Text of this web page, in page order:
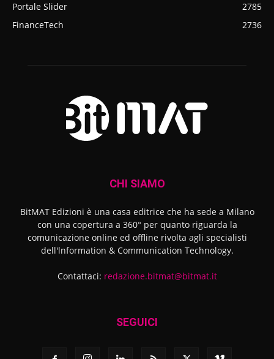
Portale Slider
2785
FinanceTech
2736
CHI SIAMO
BitMAT Edizioni è una casa editrice che ha sede a Milano
con una copertura a 360° per quanto riguarda la
comunicazione online ed offline rivolta agli specialisti
dell'lnformation & Communication Technology.
Contattaci: redazione.bitmat@bitmat.it
SEGUICI